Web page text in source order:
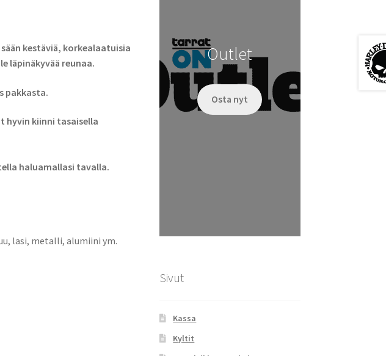
kestäviä, korkealaatuisia
läpinäkyvää reunaa.
pakkasta.
hyvin kiinni tasaisella
haluamallasi tavalla.
lasi, metalli, alumiini ym.
Outlet
Osta nyt
Sivut
Kassa
Kyltit